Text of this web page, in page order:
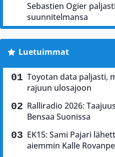
Sebastien Ogier
suunnitelmansa
Luetuimmat
Toyotan data paljasti,
rajuun ulosajoon
Ralliradio 2026:
Bensaa Suonissa
EK15: Sami Pajari
aiemmin Kalle